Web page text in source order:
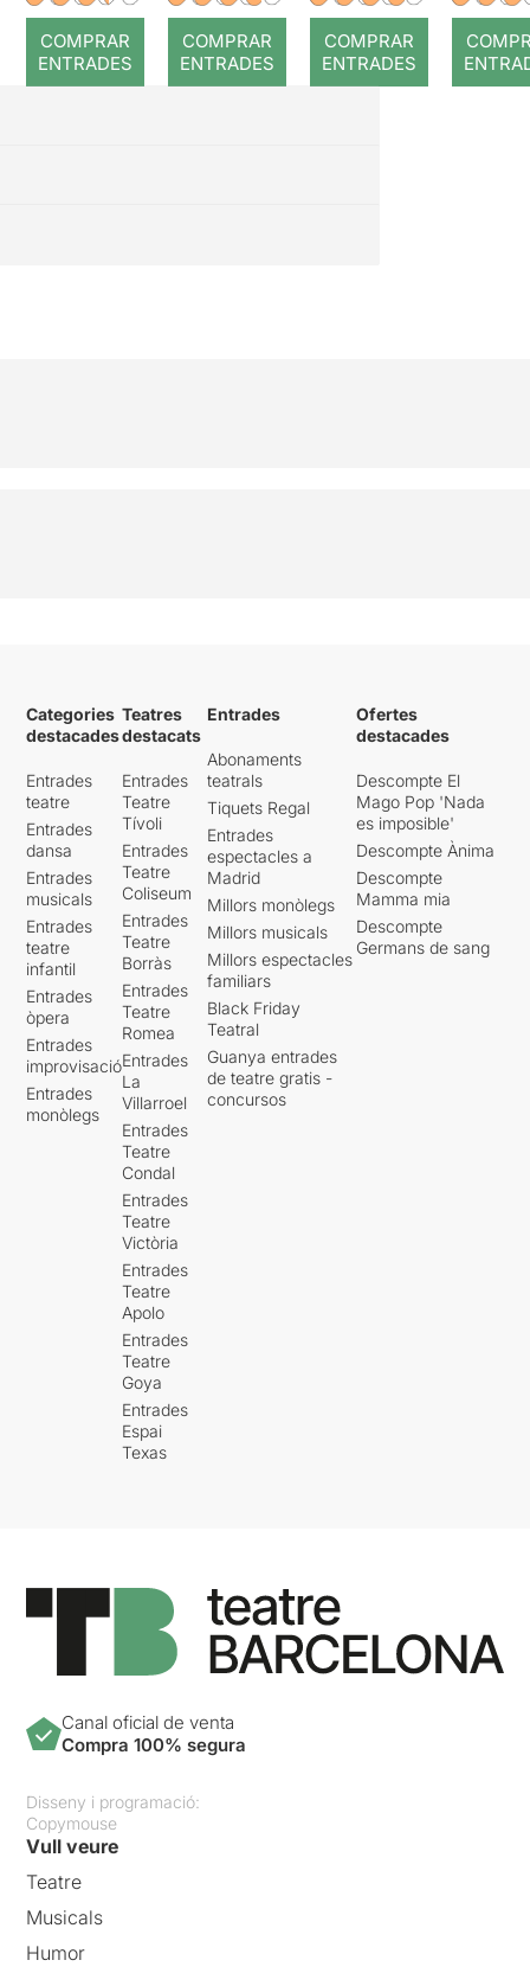
COMPRAR
ENTRADES
COMPRAR
ENTRADES
COMPRAR
ENTRADES
Categories
destacades
Entrades
teatre
Entrades
dansa
Entrades
musicals
Entrades
teatre
infantil
Entrades
òpera
Entrades
improvisació
Entrades
monòlegs
Teatres
destacats
Entrades
Teatre
Tívoli
Entrades
Teatre
Coliseum
Entrades
Teatre
Borràs
Entrades
Teatre
Romea
Entrades
La
Villarroel
Entrades
Teatre
Condal
Entrades
Teatre
Victòria
Entrades
Teatre
Apolo
Entrades
Teatre
Goya
Entrades
Espai
Texas
Entrades
Abonaments
teatrals
Tiquets Regal
Entrades
espectacles a
Madrid
Millors monòlegs
Millors musicals
Millors espectacles
familiars
Black Friday
Teatral
Guanya entrades
de teatre gratis -
concursos
Ofertes
destacades
Descompte El
Mago Pop 'Nada
es imposible'
Descompte Ànima
Descompte
Mamma mia
Descompte
Germans de sang
Canal oficial de venta
Compra 100% segura
Disseny i programació:
Copymouse
Vull veure
Teatre
Musicals
Humor